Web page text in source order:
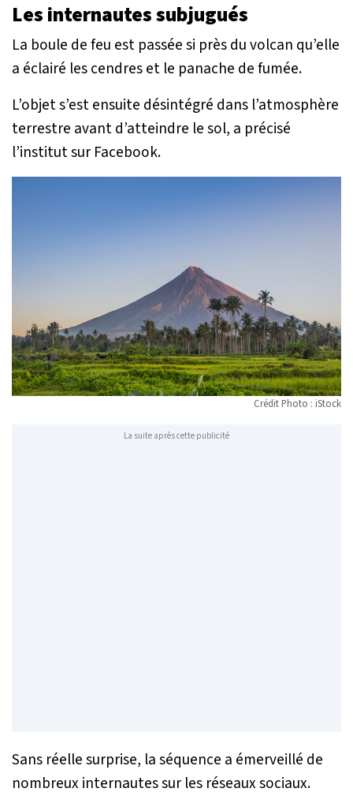
Les internautes subjugués
La boule de feu est passée si près du volcan qu’elle
a éclairé les cendres et le panache de fumée.
L’objet s’est ensuite désintégré dans l’atmosphère
terrestre avant d’atteindre le sol, a précisé
l’institut sur Facebook.
Crédit Photo : iStock
La suite après cette publicité
Sans réelle surprise, la séquence a émerveillé de
nombreux internautes sur les réseaux sociaux.